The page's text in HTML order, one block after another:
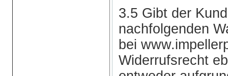
3.5 Gibt der
nachfolgenden
bei
Widerrufsrecht